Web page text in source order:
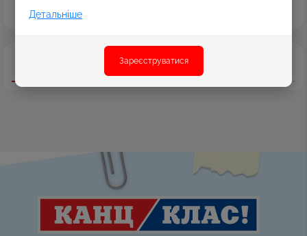
Детальніше
Зареєструватися
Характеристики Відгуки
Дізнатись більше